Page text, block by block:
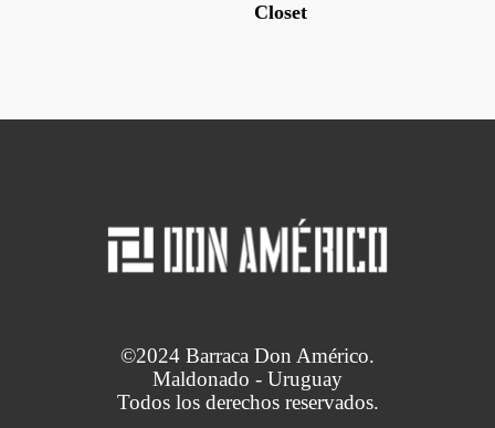
Closet
©2024 Barraca Don Américo.
Maldonado - Uruguay
Todos los derechos reservados.